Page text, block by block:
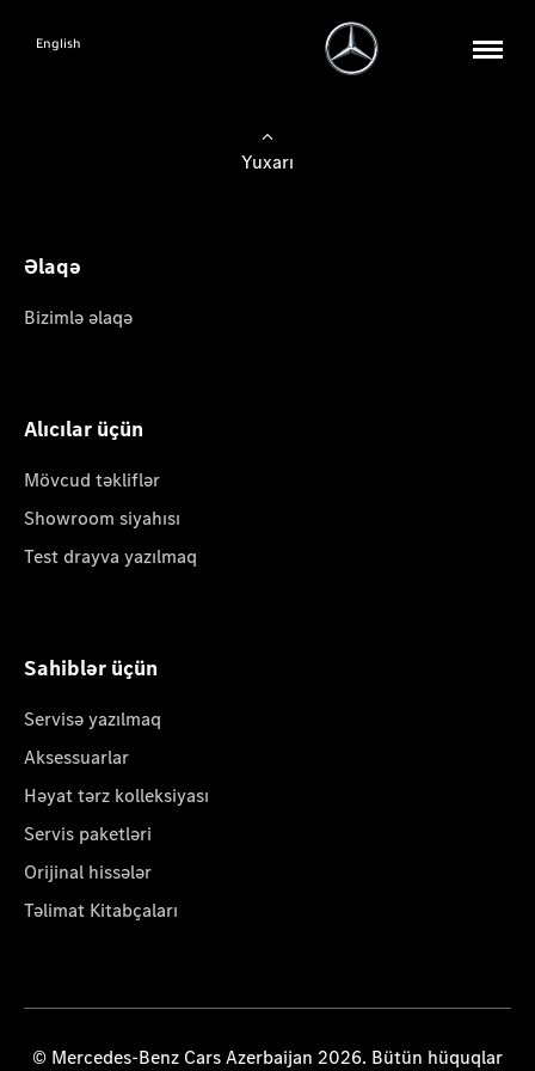
English
Yuxarı
Əlaqə
Bizimlə əlaqə
Alıcılar üçün
Mövcud təkliflər
Showroom siyahısı
Test drayva yazılmaq
Sahiblər üçün
Servisə yazılmaq
Aksessuarlar
Həyat tərz kolleksiyası
Servis paketləri
Orijinal hissələr
Təlimat Kitabçaları
© Mercedes-Benz Cars Azerbaijan 2026. Bütün hüquqlar